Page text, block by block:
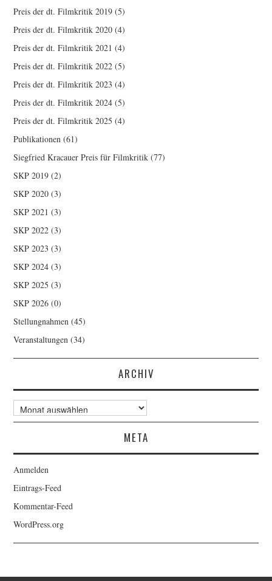
Preis der dt. Filmkritik 2019 (5)
Preis der dt. Filmkritik 2020 (4)
Preis der dt. Filmkritik 2021 (4)
Preis der dt. Filmkritik 2022 (5)
Preis der dt. Filmkritik 2023 (4)
Preis der dt. Filmkritik 2024 (5)
Preis der dt. Filmkritik 2025 (4)
Publikationen (61)
Siegfried Kracauer Preis für Filmkritik (77)
SKP 2019 (2)
SKP 2020 (3)
SKP 2021 (3)
SKP 2022 (3)
SKP 2023 (3)
SKP 2024 (3)
SKP 2025 (3)
SKP 2026 (0)
Stellungnahmen (45)
Veranstaltungen (34)
ARCHIV
Archiv
META
Anmelden
Eintrags-Feed
Kommentar-Feed
WordPress.org